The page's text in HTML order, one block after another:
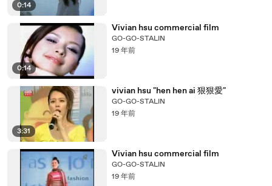
0:14
0:14
Vivian hsu commercial film
GO-GO-STALIN
19 年前
3:31
vivian hsu "hen hen ai 狠狠愛"
GO-GO-STALIN
19 年前
Vivian hsu commercial film
GO-GO-STALIN
19 年前